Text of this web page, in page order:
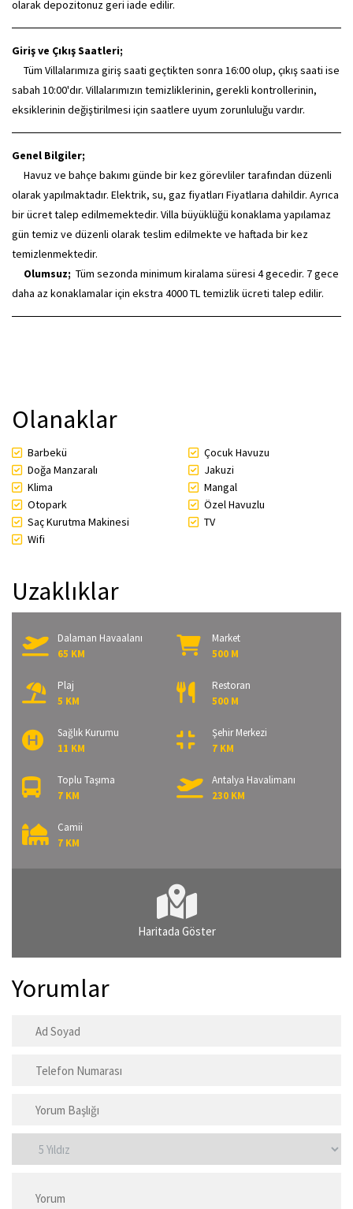
olarak depozitonuz geri iade edilir.
Giriş ve Çıkış Saatleri;
Tüm Villalarımıza giriş saati geçtikten sonra 16:00 olup, çıkış saati ise
sabah 10:00'dır. Villalarımızın temizliklerinin, gerekli kontrollerinin,
eksiklerinin değiştirilmesi için saatlere uyum zorunluluğu vardır.
Genel Bilgiler;
Havuz ve bahçe bakımı günde bir kez görevliler tarafından düzenli
olarak yapılmaktadır. Elektrik, su, gaz fiyatları Fiyatlarıa dahildir. Ayrıca
bir ücret talep edilmemektedir. Villa büyüklüğü konaklama yapılamaz
gün temiz ve düzenli olarak teslim edilmekte ve haftada bir kez
temizlenmektedir.
Olumsuz; Tüm sezonda minimum kiralama süresi 4 gecedir. 7 gece
daha az konaklamalar için ekstra 4000 TL temizlik ücreti talep edilir.
Olanaklar
Barbekü
Çocuk Havuzu
Doğa Manzaralı
Jakuzi
Klima
Mangal
Otopark
Özel Havuzlu
Saç Kurutma Makinesi
TV
Wifi
Uzaklıklar
Dalaman Havaalanı
65 KM
Market
500 M
Plaj
5 KM
Restoran
500 M
Sağlık Kurumu
11 KM
Şehir Merkezi
7 KM
Toplu Taşıma
7 KM
Antalya Havalimanı
230 KM
Camii
7 KM
Haritada Göster
Yorumlar